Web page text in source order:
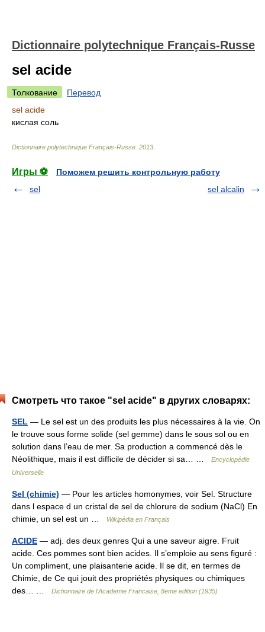
Dictionnaire polytechnique Français-Russe
sel acide
Толкование
Перевод
sel acide
кислая соль
Dictionnaire polytechnique Français-Russe 2013
Игры ⚽
Поможем решить контрольную работу
sel
sel alcalin
Смотреть что такое "sel acide" в других словарях:
SEL — Le sel est un des produits les plus nécessaires à la vie. On
le trouve sous forme solide (sel gemme) dans le sous sol ou en
solution dans l’eau de mer. Sa production a commencé dès le
Néolithique, mais il est difficile de décider si sa… …
Encyclopédie
Universelle
Sel (chimie) — Pour les articles homonymes, voir Sel. Structure
dans l espace d un cristal de sel de chlorure de sodium (NaCl) En
chimie, un sel est un …
Wikipédia en Français
ACIDE — adj. des deux genres Qui a une saveur aigre. Fruit
acide. Ces pommes sont bien acides. Il s’emploie au sens figuré :
Un compliment, une plaisanterie acide. Il se dit, en termes de
Chimie, de Ce qui jouit des propriétés physiques ou chimiques
des… …
Dictionnaire de l'Academie Francaise, 8eme edition (1935)